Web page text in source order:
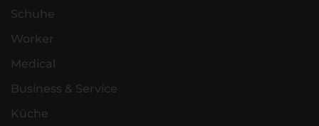
Schuhe
Worker
Medical
Business & Service
Küche